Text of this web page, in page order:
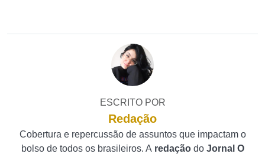
ESCRITO POR
Redação
Cobertura e repercussão de assuntos que impactam o
bolso de todos os brasileiros. A redação do Jornal O